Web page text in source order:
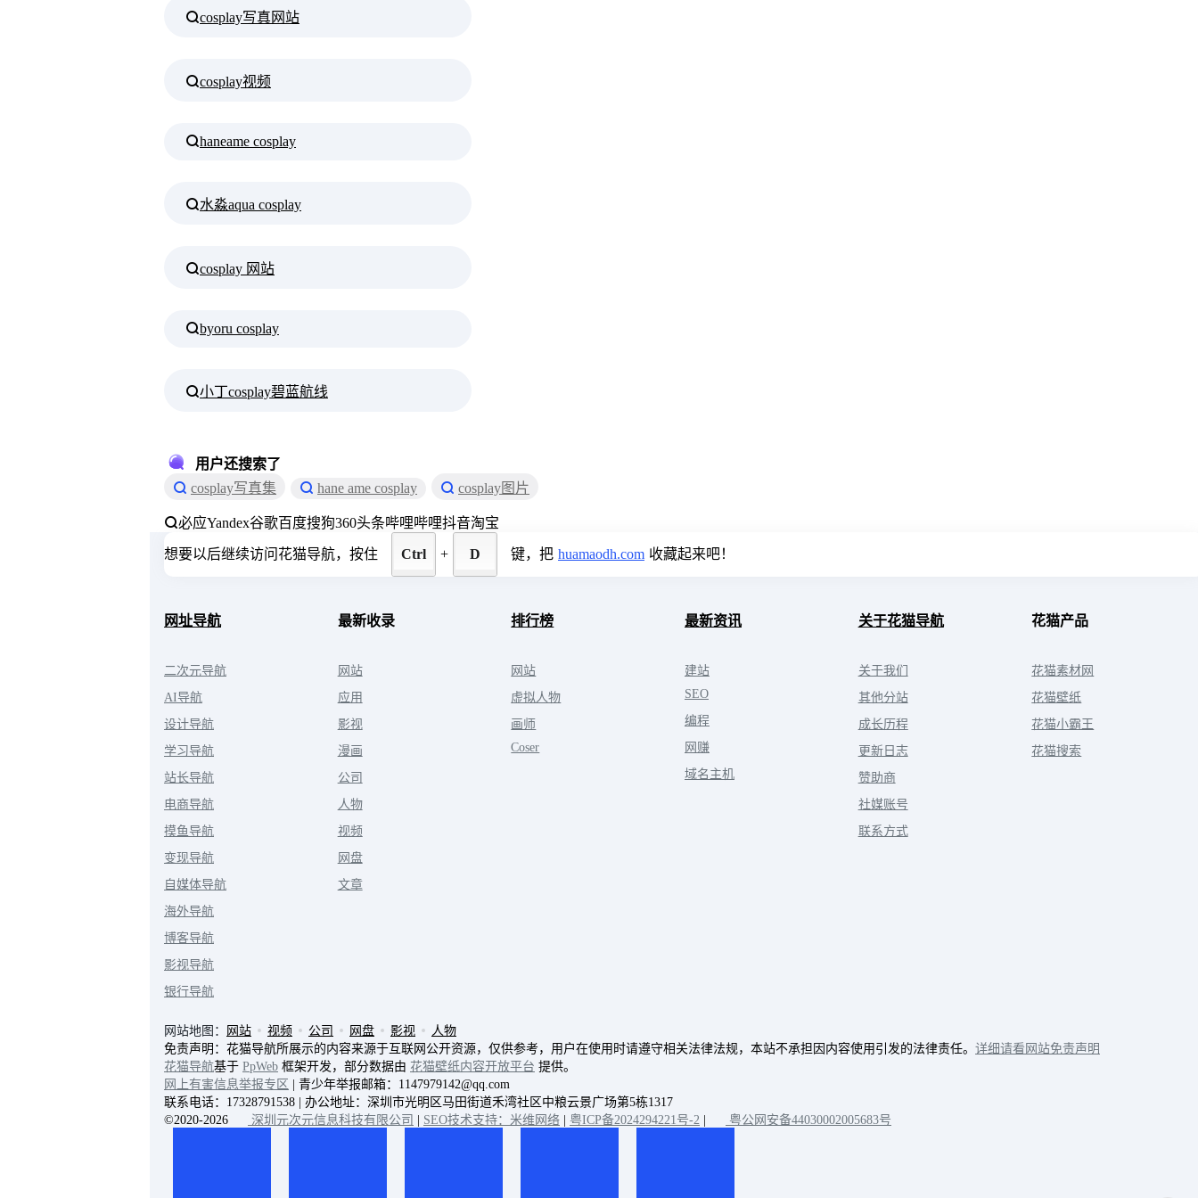
cosplay写真网站
cosplay视频
haneame cosplay
水淼aqua cosplay
cosplay 网站
byoru cosplay
小丁cosplay碧蓝航线
用户还搜索了
cosplay写真集
hane ame cosplay cosplay图片
必应Yandex谷歌百度搜狗360头条哔哩哔哩抖音淘宝
想要以后继续访问花猫导航，按住 Ctrl + D 键，把 huamaodh.com 收藏起来吧！
网址导航
二次元导航
AI导航
设计导航
学习导航
站长导航
电商导航
摸鱼导航
变现导航
自媒体导航
海外导航
博客导航
影视导航
银行导航
最新收录
网站
应用
影视
漫画
公司
人物
视频
网盘
文章
排行榜
网站
虚拟人物
画师
Coser
最新资讯
建站
SEO
编程
网赚
域名主机
关于花猫导航
关于我们
其他分站
成长历程
更新日志
赞助商
社媒账号
联系方式
花猫产品
花猫素材网
花猫壁纸
花猫小霸王
花猫搜索
网站地图： 网站 视频 公司 网盘 影视
人物
免责声明：花猫导航所展示的内容来源于互联网公开资源，仅供参考，用户在使用时请遵守相关法律法规，本站不承担因内容使用引发的法律责任。 详细请看网站免责声明
花猫导航基于 PpWeb 框架开发，部分数据由 花猫壁纸内容开放平台 提供。
网上有害信息举报专区
| 青少年举报邮箱：1147979142@qq.com
联系电话：17328791538 | 办公地址：深圳市光明区马田街道禾湾社区中粮云景广场第5栋1317
©2020-2026
深圳元次元信息科技有限公司 SEO技术支持：米维网络 粤ICP备2024294221号-2 粤公网安备44030002005683号